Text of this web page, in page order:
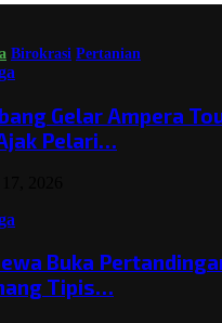
Birokrasi Pertanian
Gelar Ampera
Pelari…
Buka
Tipis…